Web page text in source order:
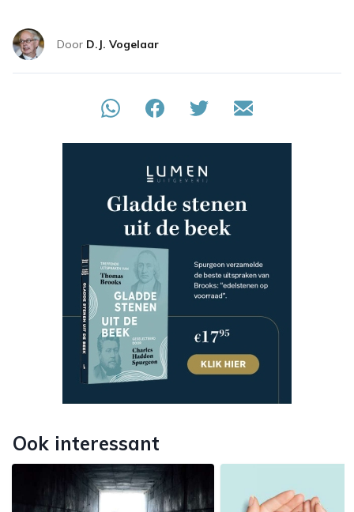
Door D.J. Vogelaar
Ook interessant